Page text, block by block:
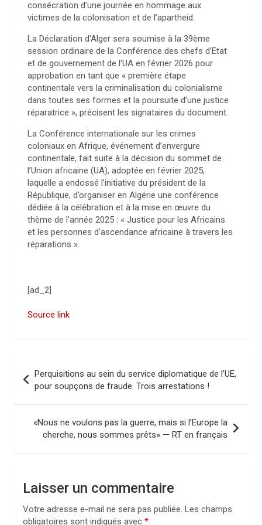
consécration d’une journée en hommage aux
victimes de la colonisation et de l’apartheid.
La Déclaration d’Alger sera soumise à la 39ème
session ordinaire de la Conférence des chefs d’Etat
et de gouvernement de l’UA en février 2026 pour
approbation en tant que « première étape
continentale vers la criminalisation du colonialisme
dans toutes ses formes et la poursuite d’une justice
réparatrice », précisent les signataires du document.
La Conférence internationale sur les crimes
coloniaux en Afrique, événement d’envergure
continentale, fait suite à la décision du sommet de
l’Union africaine (UA), adoptée en février 2025,
laquelle a endossé l’initiative du président de la
République, d’organiser en Algérie une conférence
dédiée à la célébration et à la mise en œuvre du
thème de l’année 2025 : « Justice pour les Africains
et les personnes d’ascendance africaine à travers les
réparations ».
[ad_2]
Source link
v
a
Perquisitions au sein du service diplomatique de l’UE,
pour soupçons de fraude. Trois arrestations !
«Nous ne voulons pas la guerre, mais si l’Europe la
cherche, nous sommes prêts» — RT en français
Laisser un commentaire
Votre adresse e-mail ne sera pas publiée. Les champs
obligatoires sont indiqués avec *